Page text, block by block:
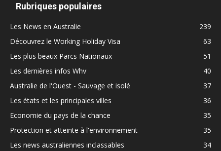
Rubriques populaires
Les News en Australie
239
Découvrez le Working Holiday Visa
63
Les plus beaux Parcs Nationaux
51
Les dernières infos Whv
40
Australie de l'Ouest - Sauvage et isolé
37
Les états et les principales villes
36
Economie du pays de la chance
35
Protection et atteinte à l'environnement
35
Les news australiennes inclassables
34